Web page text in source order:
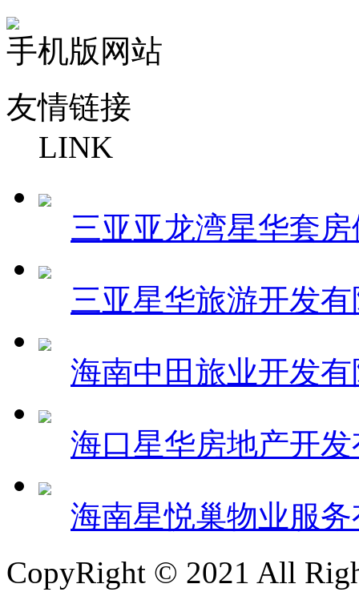
手机版网站
友情链接
LINK
三亚亚龙湾星华套
三亚星华旅游开发
海南中田旅业开发
海口星华房地产开
海南星悦巢物业服
CopyRight © 2021 All